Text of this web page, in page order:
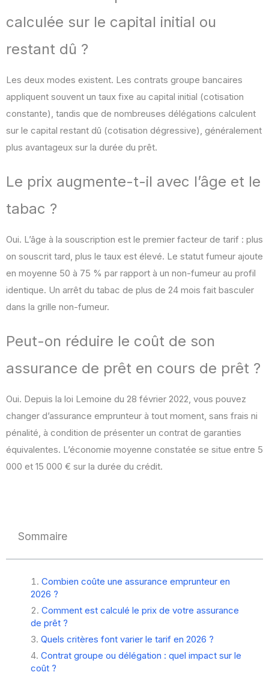
calculée sur le capital initial ou
restant dû ?
Les deux modes existent. Les contrats groupe bancaires
appliquent souvent un taux fixe au capital initial (cotisation
constante), tandis que de nombreuses délégations calculent
sur le capital restant dû (cotisation dégressive), généralement
plus avantageux sur la durée du prêt.
Le prix augmente-t-il avec l’âge et le
tabac ?
Oui. L’âge à la souscription est le premier facteur de tarif : plus
on souscrit tard, plus le taux est élevé. Le statut fumeur ajoute
en moyenne 50 à 75 % par rapport à un non-fumeur au profil
identique. Un arrêt du tabac de plus de 24 mois fait basculer
dans la grille non-fumeur.
Peut-on réduire le coût de son
assurance de prêt en cours de prêt ?
Oui. Depuis la loi Lemoine du 28 février 2022, vous pouvez
changer d’assurance emprunteur à tout moment, sans frais ni
pénalité, à condition de présenter un contrat de garanties
équivalentes. L’économie moyenne constatée se situe entre 5
000 et 15 000 € sur la durée du crédit.
Sommaire
Combien coûte une assurance emprunteur en
2026 ?
Comment est calculé le prix de votre assurance
de prêt ?
Quels critères font varier le tarif en 2026 ?
Contrat groupe ou délégation : quel impact sur le
coût ?